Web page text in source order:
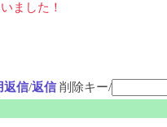
ました！
返信/返信 削除キー/